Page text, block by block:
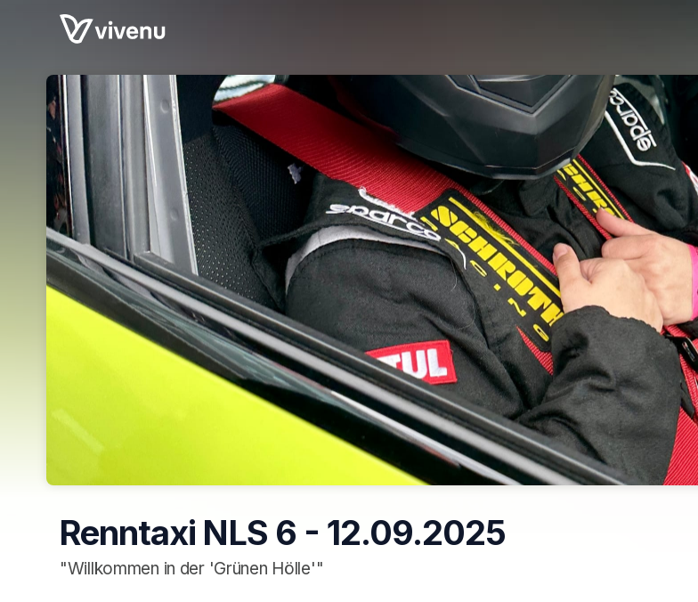
Skip header
Renntaxi NLS 6 - 12.09.2025
"Willkommen in der 'Grünen Hölle'"